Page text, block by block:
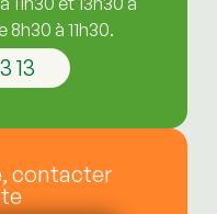
8h30 à 11h30.
13
contacter